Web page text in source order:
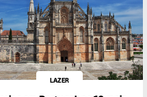
LAZER